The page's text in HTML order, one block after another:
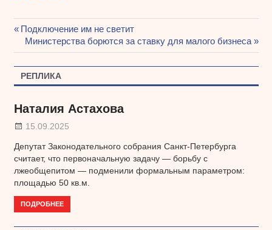
Навигация
записям
Предыдущая
запись:
Подключение им не светит
Следующая
запись:
Министерства борются за ставку для малого бизнеса
РЕПЛИКА
Наталия Астахова
15.09.2025
Депутат Законодательного собрания Санкт-Петербурга
считает, что первоначальную задачу — борьбу с
лжеобщепитом — подменили формальным параметром:
площадью 50 кв.м.
ПОДРОБНЕЕ